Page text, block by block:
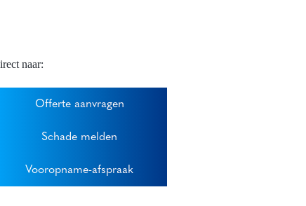
naar:
Offerte aanvragen
Schade melden
Vooropname-afspraak